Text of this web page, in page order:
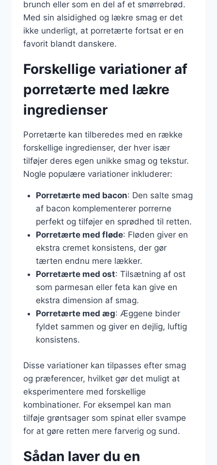
brunch eller som en del af et smørrebrød.
Med sin alsidighed og lækre smag er det
ikke underligt, at porretærte fortsat er en
favorit blandt danskere.
Forskellige variationer af
porretærte med lækre
ingredienser
Porretærte kan tilberedes med en række
forskellige ingredienser, der hver især
tilføjer deres egen unikke smag og tekstur.
Nogle populære variationer inkluderer:
Porretærte med bacon: Den salte smag
af bacon komplementerer porrerne
perfekt og tilføjer en sprødhed til retten.
Porretærte med fløde: Fløden giver en
ekstra cremet konsistens, der gør
tærten endnu mere lækker.
Porretærte med ost: Tilsætning af ost
som parmesan eller feta kan give en
ekstra dimension af smag.
Porretærte med æg: Æggene binder
fyldet sammen og giver en dejlig, luftig
konsistens.
Disse variationer kan tilpasses efter smag
og præferencer, hvilket gør det muligt at
eksperimentere med forskellige
kombinationer. For eksempel kan man
tilføje grøntsager som spinat eller svampe
for at gøre retten mere farverig og sund.
Sådan laver du en